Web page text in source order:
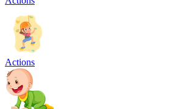
Actions